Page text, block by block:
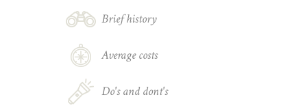
Brief history
Average costs
Do's and dont's